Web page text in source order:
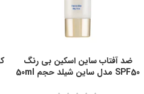
ضد آفتاب ساین اسکین بی رنگ
SPF50 مدل ساین شیلد حجم 50ml